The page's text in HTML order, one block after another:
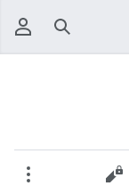
جستجو
نمایش مبدأ